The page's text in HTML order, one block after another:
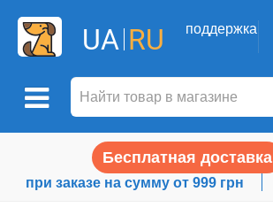
UA RU поддержка
Бесплатная доставка
при заказе на сумму от 999 грн